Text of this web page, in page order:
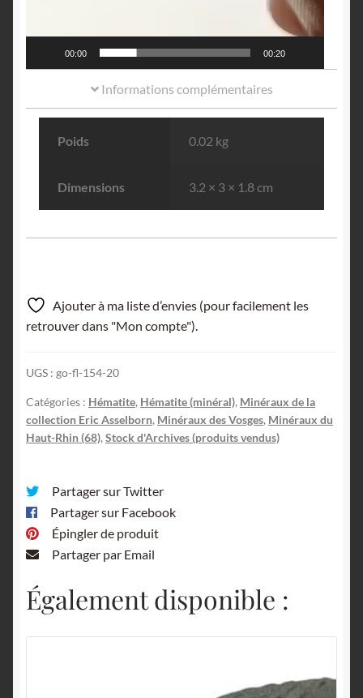
00:00 00:20
Informations complémentaires
Poids 0.02 kg
Dimensions 3.2 × 3 × 1.8 cm
Ajouter à ma liste d’envies (pour facilement les
retrouver dans "Mon compte").
UGS : go-fl-154-20
Catégories : Hématite, Hématite (minéral), Minéraux de la
collection Eric Asselborn, Minéraux des Vosges, Minéraux du
Haut-Rhin (68), Stock d'Archives (produits vendus)
Partager sur Twitter
Partager sur Facebook
Épingler de produit
Partager par Email
Également disponible :